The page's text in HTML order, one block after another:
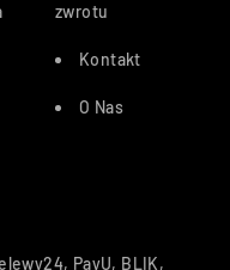
zwrotu
Kontakt
O Nas
PayU, BLIK,